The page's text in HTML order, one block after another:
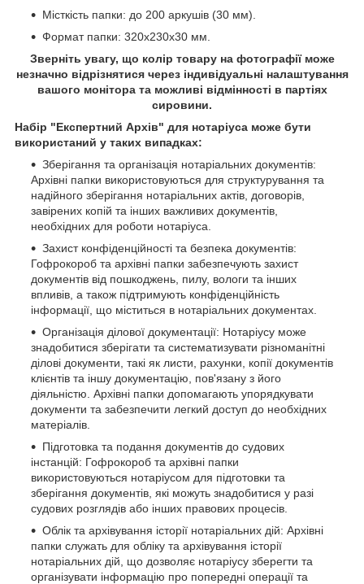
Місткість папки: до 200 аркушів (30 мм).
Формат папки: 320x230x30 мм.
Зверніть увагу, що колір товару на фотографії може
незначно відрізнятися через індивідуальні налаштування
вашого монітора та можливі відмінності в партіях
сировини.
Набір "Експертний Архів" для нотаріуса може бути
використаний у таких випадках:
Зберігання та організація нотаріальних документів:
Архівні папки використовуються для структурування та
надійного зберігання нотаріальних актів, договорів,
завірених копій та інших важливих документів,
необхідних для роботи нотаріуса.
Захист конфіденційності та безпека документів:
Гофрокороб та архівні папки забезпечують захист
документів від пошкоджень, пилу, вологи та інших
впливів, а також підтримують конфіденційність
інформації, що міститься в нотаріальних документах.
Організація ділової документації: Нотаріусу може
знадобитися зберігати та систематизувати різноманітні
ділові документи, такі як листи, рахунки, копії документів
клієнтів та іншу документацію, пов'язану з його
діяльністю. Архівні папки допомагають упорядкувати
документи та забезпечити легкий доступ до необхідних
матеріалів.
Підготовка та подання документів до судових
інстанцій: Гофрокороб та архівні папки
використовуються нотаріусом для підготовки та
зберігання документів, які можуть знадобитися у разі
судових розглядів або інших правових процесів.
Облік та архівування історії нотаріальних дій: Архівні
папки служать для обліку та архівування історії
нотаріальних дій, що дозволяє нотаріусу зберегти та
організувати інформацію про попередні операції та